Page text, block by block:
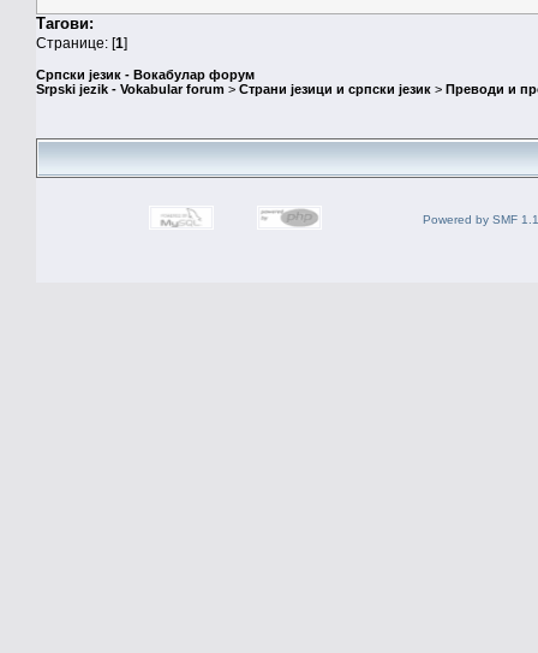
Тагови:
Странице: [1]
Српски језик - Вокабулар форум
Srpski jezik - Vokabular forum > Страни језици и српски језик > Преводи и
Powered by SMF